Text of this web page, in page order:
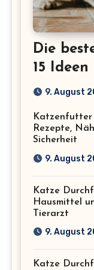
Die
15
bei9. August
Katzenfutter
Rezepte,
Sicherheit
9. August
Katze
Hausmittel
Tierarzt
9. August
Katze